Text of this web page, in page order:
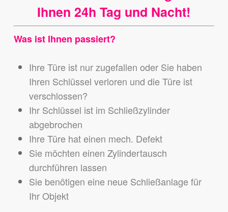
Ihnen 24h Tag und Nacht!
Was ist Ihnen passiert?
Ihre Türe ist nur zugefallen oder Sie haben
Ihren Schlüssel verloren und die Türe ist
verschlossen?
Ihr Schlüssel ist im Schließzylinder
abgebrochen
Ihre Türe hat einen mech. Defekt
Sie möchten einen Zylindertausch
durchführen lassen
Sie benötigen eine neue Schließanlage für
Ihr Objekt